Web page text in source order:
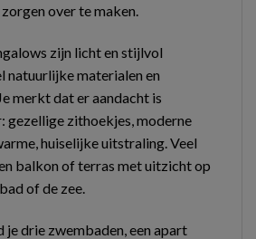
over te maken.
zijn licht en stijlvol
natuurlijke materialen en
merkt dat er aandacht is
gezellige zithoekjes, moderne
huiselijke uitstraling. Veel
balkon of terras met uitzicht op
of de zee.
je drie zwembaden, een apart